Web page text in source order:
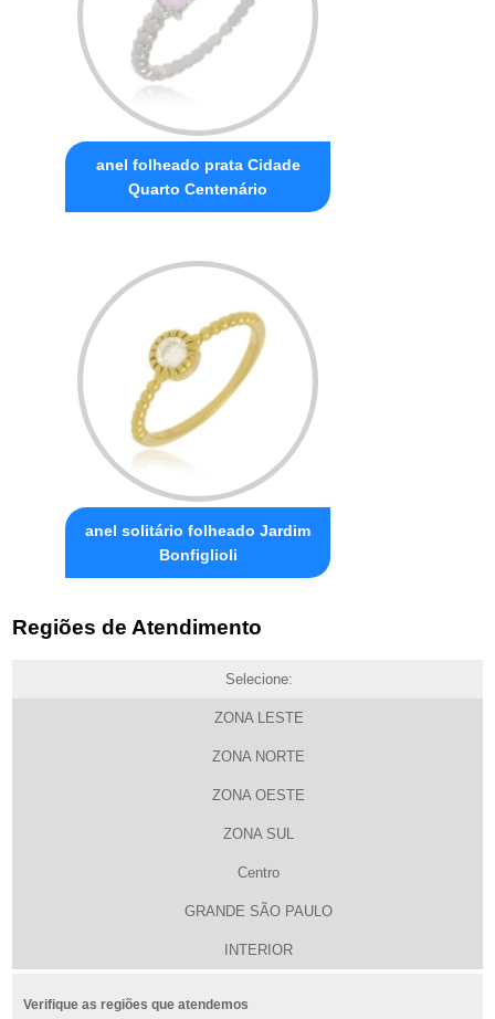
anel folheado prata Cidade
Quarto Centenário
anel solitário folheado Jardim
Bonfiglioli
Regiões de Atendimento
Selecione:
ZONA LESTE
ZONA NORTE
ZONA OESTE
ZONA SUL
Centro
GRANDE SÃO PAULO
INTERIOR
Verifique as regiões que atendemos